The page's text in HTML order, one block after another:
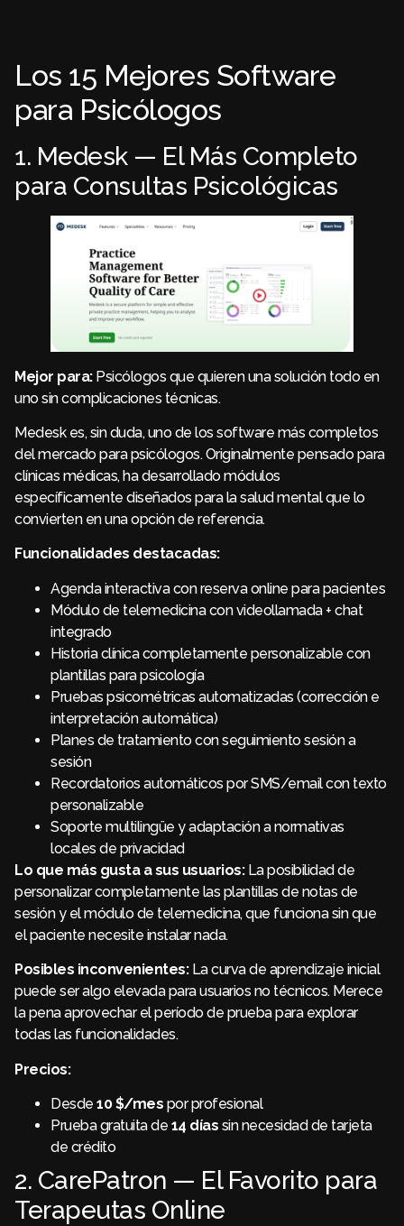
Los 15 Mejores Software
para Psicólogos
1. Medesk — El Más Completo
para Consultas Psicológicas
Mejor para:Psicólogos que quieren una solución todo en
uno sin complicaciones técnicas.
Medesk es, sin duda, uno de los software más completos
del mercado para psicólogos. Originalmente pensado para
clínicas médicas, ha desarrollado módulos
específicamente diseñados para la salud mental que lo
convierten en una opción de referencia.
Funcionalidades destacadas:
Agenda interactiva con reserva online para pacientes
Módulo de telemedicina con videollamada + chat
integrado
Historia clínica completamente personalizable con
plantillas para psicología
Pruebas psicométricas automatizadas (corrección e
interpretación automática)
Planes de tratamiento con seguimiento sesión a
sesión
Recordatorios automáticos por SMS/email con texto
personalizable
Soporte multilingüe y adaptación a normativas
locales de privacidad
Lo que más gusta a sus usuarios:La posibilidad de
personalizar completamente las plantillas de notas de
sesión y el módulo de telemedicina, que funciona sin que
el paciente necesite instalar nada.
Posibles inconvenientes:La curva de aprendizaje inicial
puede ser algo elevada para usuarios no técnicos. Merece
la pena aprovechar el período de prueba para explorar
todas las funcionalidades.
Precios:
Desde 10 $/mes por profesional
Prueba gratuita de 14 días sin necesidad de tarjeta
de crédito
2. CarePatron — El Favorito para
Terapeutas Online